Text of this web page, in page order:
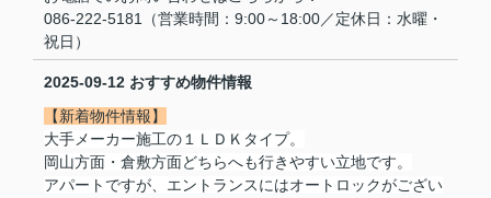
086-222-5181（営業時間：9:00～18:00／定休日：水曜・
祝日）
2025-09-12 おすすめ物件情報
【新着物件情報】
大手メーカー施工の１ＬＤＫタイプ。
岡山方面・倉敷方面どちらへも行きやすい立地です。
アパートですが、エントランスにはオートロックがござい